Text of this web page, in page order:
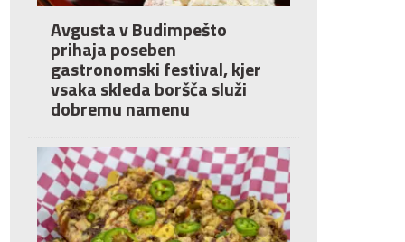
Avgusta v Budimpešto
prihaja poseben
gastronomski festival, kjer
vsaka skleda boršča služi
dobremu namenu